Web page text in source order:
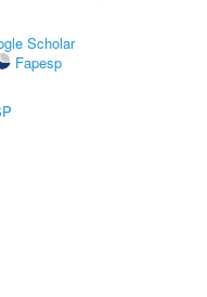
Scholar
Fapesp